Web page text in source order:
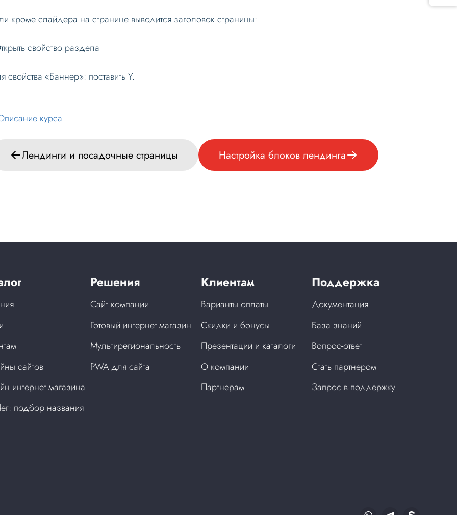
кроме слайдера на странице выводится заголовок страницы:
свойство раздела
свойства «Баннеp»: поставить Y.
курса
Лендинги и посадочные страницы Настройка блоков лендинга
сайтов
интернет-магазина
подбор названия
Решения
Сайт компании
Готовый интернет-магазин
Мультирегиональность
PWA для сайта
Клиентам
Варианты оплаты
Скидки и бонусы
Презентации и каталоги
О компании
Партнерам
Поддержка
Документация
База знаний
Вопрос-ответ
Стать партнером
Запрос в поддержку